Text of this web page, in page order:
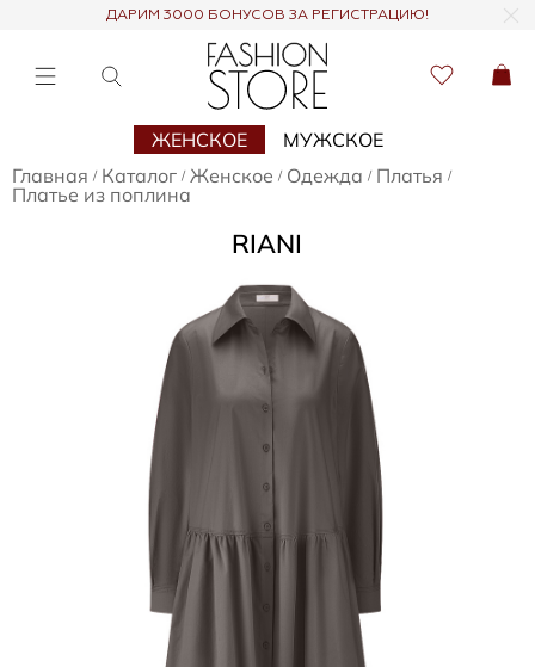
ДАРИМ 3000 БОНУСОВ ЗА РЕГИСТРАЦИЮ!
ЖЕНСКОЕ
МУЖСКОЕ
Главная / Каталог / Женское / Одежда / Платья /
Платье из поплина
RIANI